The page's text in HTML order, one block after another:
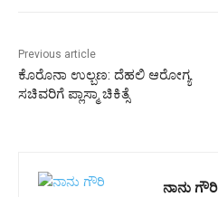
Previous article
ಕೊರೊನಾ ಉಲ್ಬಣ: ದೆಹಲಿ ಆರೋಗ್ಯ
ಸಚಿವರಿಗೆ ಪ್ಲಾಸ್ಮಾ ಚಿಕಿತ್ಸೆ
ನಾನು ಗೌರಿ